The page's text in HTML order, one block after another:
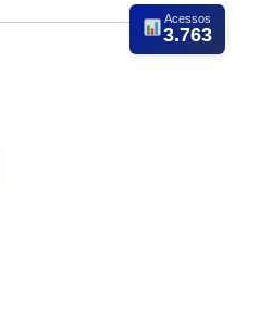
Acessos
3.763